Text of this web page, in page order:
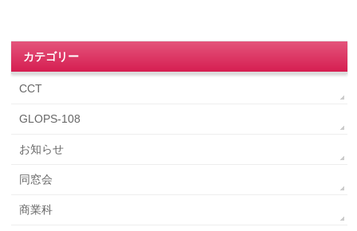
カテゴリー
CCT
GLOPS-108
お知らせ
同窓会
商業科